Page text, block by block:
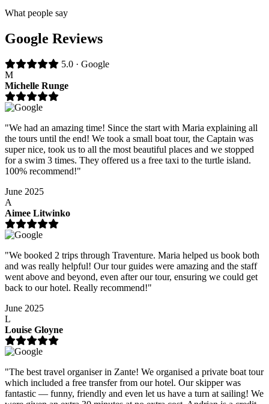
What people say
Google Reviews
5.0 · Google
M
Michelle Runge
"We had an amazing time! Since the start with Maria explaining all
the tours until the end! We took a small boat tour, the Captain was
super nice, took us to all the most beautiful places and we stopped
for a swim 3 times. They offered us a free taxi to the turtle island.
100% recommend!"
June 2025
A
Aimee Litwinko
"We booked 2 trips through Traventure. Maria helped us book both
and was really helpful! Our tour guides were amazing and the staff
went above and beyond, even after our tour, ensuring we could get
back to our hotel. Really recommend!"
June 2025
L
Louise Gloyne
"The best travel organiser in Zante! We organised a private boat tour
which included a free transfer from our hotel. Our skipper was
fantastic — funny, friendly and even let us have a turn at sailing! We